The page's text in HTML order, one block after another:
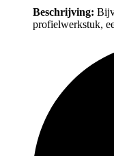
Beschrijving:
profielwerkstuk,